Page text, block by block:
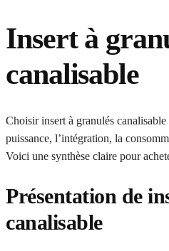
Insert à
canalisable
Choisir insert à granulés
puissance, l’intégration, la
Voici une synthèse claire pour
Présentation de
canalisable